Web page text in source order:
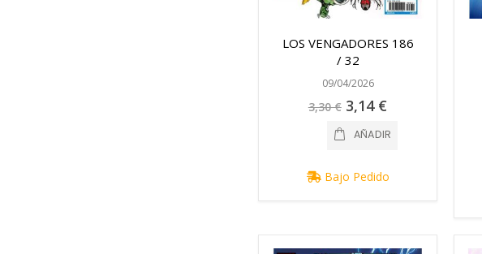
LOS VENGADORES 186
/ 32
09/04/2026
3,30 € Precio
especial
3,14 €
AÑADIR
Bajo Pedido